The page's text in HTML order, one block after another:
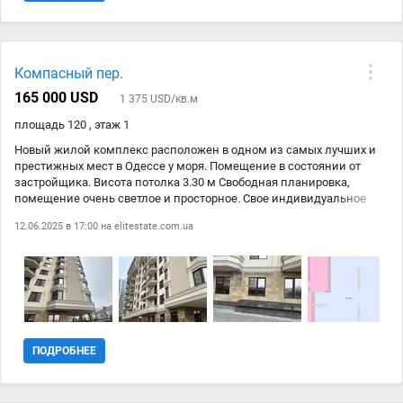
сейчас, чтобы ознакомиться с дополнительной информацией или
организовать просмотр. Не упустите возможность приобрести
Компасный пер.
165 000 USD
1 375 USD/кв.м
площадь 120 , этаж 1
Новый жилой комплекс расположен в одном из самых лучших и
престижных мест в Одессе у моря. Помещение в состоянии от
застройщика. Висота потолка 3.30 м Свободная планировка,
помещение очень светлое и просторное. Свое индивидуальное
пользоваться под офис, магазин, медицинский массажный
закрытая территория. Гостевой паркинг. Отмена транспортная
развязка, рядом вся инфраструктура, море и пляж.
12.06.2025 в 17:00 на elitestate.com.ua
ПОДРОБНЕЕ